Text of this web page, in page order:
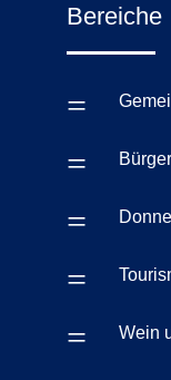
Bereiche
=
=
=
=
= Wein